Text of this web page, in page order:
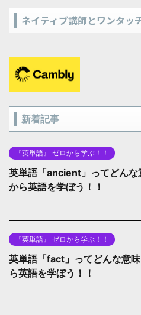
ネイティブ講師とワンタッ
新着記事
『英単語』 ゼロから学ぶ！！
英単語「ancient」ってどんな
から英語を学ぼう！！
『英単語』 ゼロから学ぶ！！
英単語「fact」ってどんな意
ら英語を学ぼう！！